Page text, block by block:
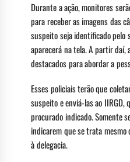
Durante a ação, monitores
para receber as imagens das
suspeito seja identificado pelo
aparecerá na tela. A partir daí,
destacados para abordar a
Esses policiais terão que
suspeito e enviá-las ao IIRGD,
procurado indicado. Somente
indicarem que se trata mesmo
à delegacia.